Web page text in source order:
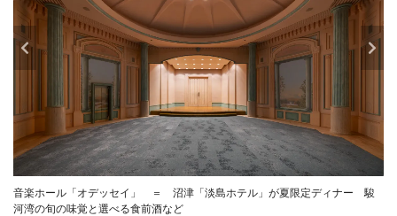
音楽ホール「オデッセイ」 ＝ 沼津「淡島ホテル」が夏限定ディナー 駿
河湾の旬の味覚と選べる食前酒など